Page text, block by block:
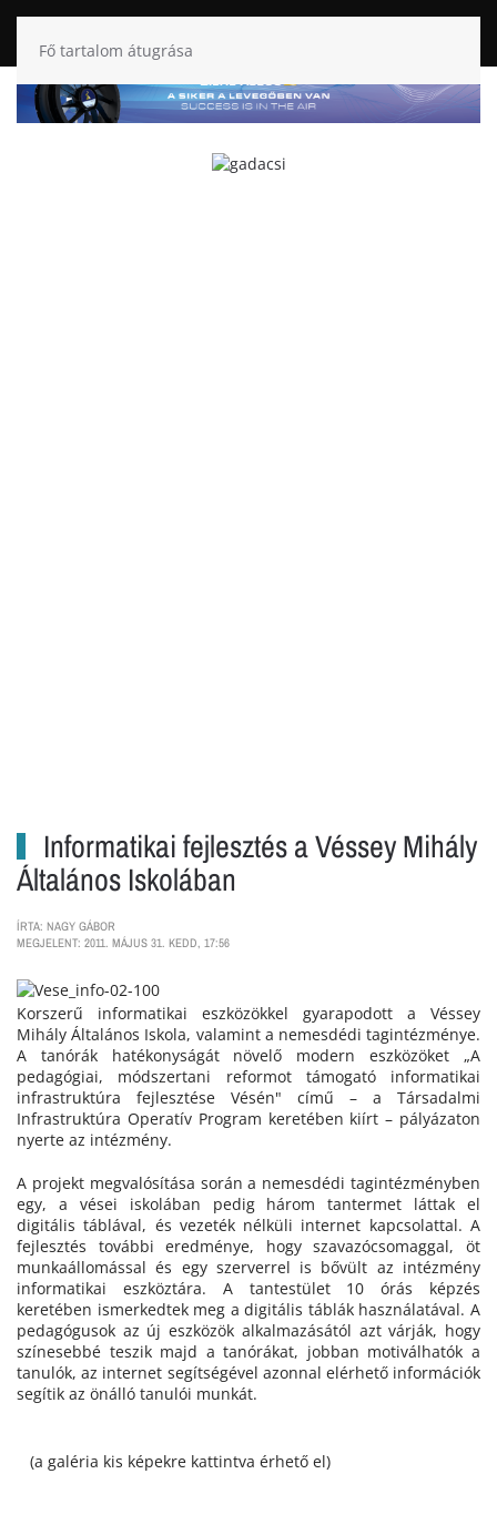
Fő tartalom átugrása
Informatikai fejlesztés a Véssey Mihály
Általános Iskolában
ÍRTA: NAGY GÁBOR
MEGJELENT: 2011. MÁJUS 31. KEDD, 17:56
Korszerű informatikai eszközökkel gyarapodott a Véssey
Mihály Általános Iskola, valamint a nemesdédi tagintézménye.
A tanórák hatékonyságát növelő modern eszközöket „A
pedagógiai, módszertani reformot támogató informatikai
infrastruktúra fejlesztése Vésén" című – a Társadalmi
Infrastruktúra Operatív Program keretében kiírt – pályázaton
nyerte az intézmény.
A projekt megvalósítása során a nemesdédi tagintézményben
egy, a vései iskolában pedig három tantermet láttak el
digitális táblával, és vezeték nélküli internet kapcsolattal. A
fejlesztés további eredménye, hogy szavazócsomaggal, öt
munkaállomással és egy szerverrel is bővült az intézmény
informatikai eszköztára. A tantestület 10 órás képzés
keretében ismerkedtek meg a digitális táblák használatával. A
pedagógusok az új eszközök alkalmazásától azt várják, hogy
színesebbé teszik majd a tanórákat, jobban motiválhatók a
tanulók, az internet segítségével azonnal elérhető információk
segítik az önálló tanulói munkát.
(a galéria kis képekre kattintva érhető el)